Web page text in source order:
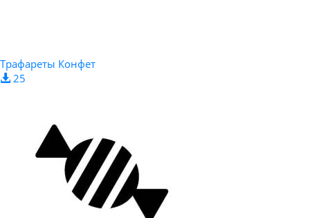
Трафареты Конфет
25